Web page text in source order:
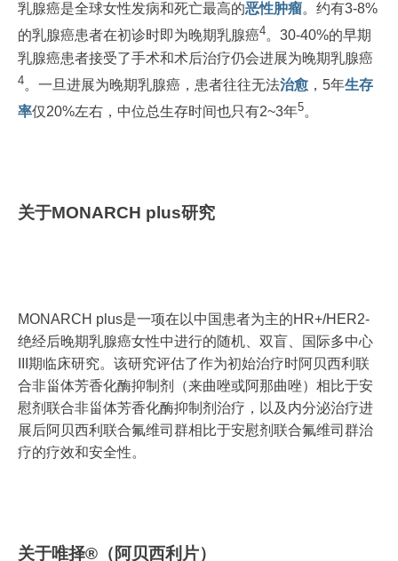
乳腺癌是全球女性发病和死亡最高的恶性肿瘤。约有3-8%
的乳腺癌患者在初诊时即为晚期乳腺癌4。30-40%的早期
乳腺癌患者接受了手术和术后治疗仍会进展为晚期乳腺癌
4。一旦进展为晚期乳腺癌，患者往往无法治愈 ，5年生存
率仅20%左右，中位总生存时间也只有2~3年5。
关于MONARCH plus研究
MONARCH plus是一项在以中国患者为主的HR+/HER2-
绝经后晚期乳腺癌女性中进行的随机、双盲、国际多中心
III期临床研究。该研究评估了作为初始治疗时阿贝西利联
合非甾体芳香化酶抑制剂（来曲唑或阿那曲唑）相比于安
慰剂联合非甾体芳香化酶抑制剂治疗，以及内分泌治疗进
展后阿贝西利联合氟维司群相比于安慰剂联合氟维司群治
疗的疗效和安全性。
关于唯择®（阿贝西利片）